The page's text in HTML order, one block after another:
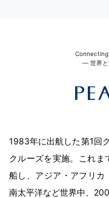
― 世界と
1983年に出航した第1回
クルーズを実施。これま
船し、アジア・アフリカ
南太平洋など世界中、